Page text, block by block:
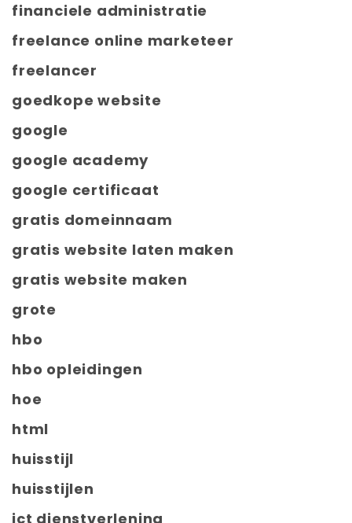
financiele administratie
freelance online marketeer
freelancer
goedkope website
google
google academy
google certificaat
gratis domeinnaam
gratis website laten maken
gratis website maken
grote
hbo
hbo opleidingen
hoe
html
huisstijl
huisstijlen
ict dienstverlening